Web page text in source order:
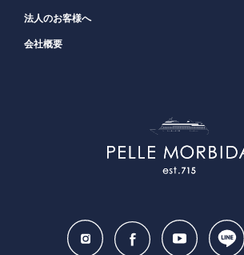
法人のお客様へ
会社概要